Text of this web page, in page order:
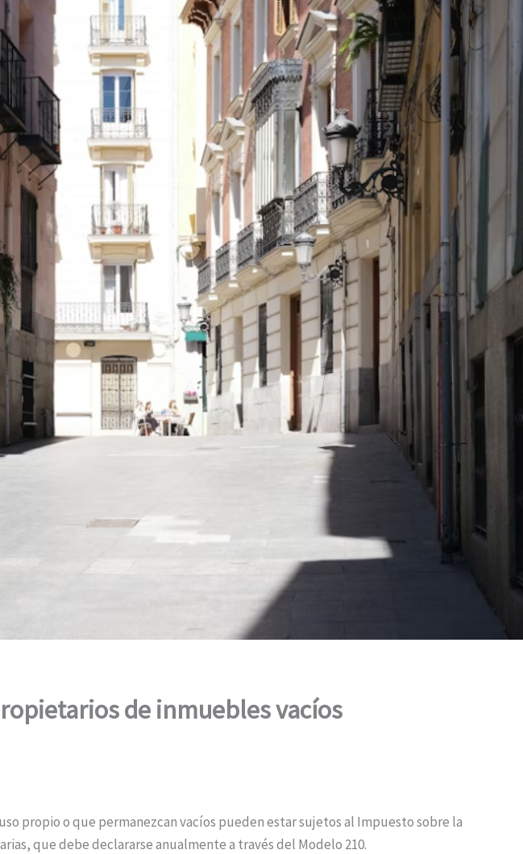
de inmuebles vacíos
propio o que permanezcan vacíos pueden estar sujetos al Impuesto sobre la
que debe declararse anualmente a través del Modelo 210.